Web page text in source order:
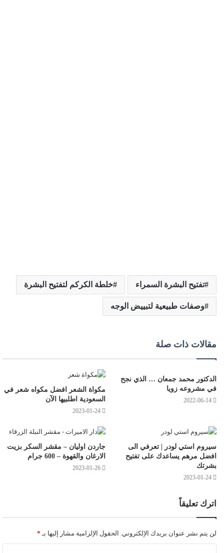
تفتيح البشرة السمراء خلطة الكركم لتفتيح البشرة
وصفات طبيعية لتبييض الوجه
مقالات ذات صلة
الدكتور محمد جمعان … الذي نجح
في مشروعه زويا
2022-06-14
مكواة الشعر افضل مكواه شعر في
السعودية اطلبيها الآن
2023-01-24
سيروم استي لودر | تعرفي الى
افضل مرهم يساعدك على تفتيح
بشرتك
2023-01-24
جاردن اوليان – مقشر السكر بزيت
الارغان والقهوة – 600 جرام
2023-01-26
اترك تعليقاً
لن يتم نشر عنوان بريدك الإلكتروني. الحقول الإلزامية مشار إليها بـ *